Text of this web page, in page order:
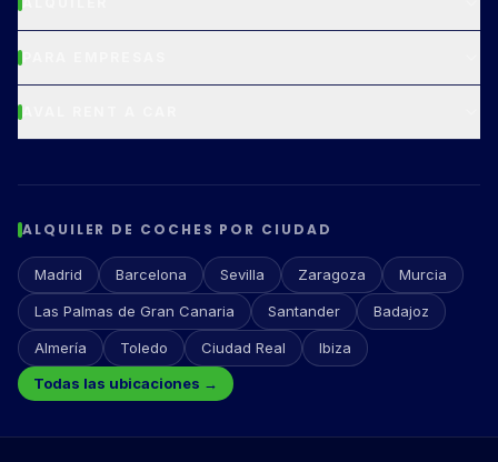
ALQUILER DE COCHES POR CIUDAD
Madrid Barcelona Sevilla Zaragoza Murcia
Las Palmas de Gran Canaria Santander Badajoz
Almería Toledo Ciudad Real
Ibiza
Todas las ubicaciones →